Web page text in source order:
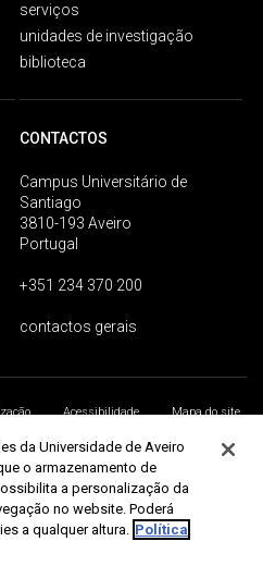
serviços
unidades de investigação
biblioteca
CONTACTOS
Campus Universitário de
Santiago
3810-193 Aveiro
Portugal
+351 234 370 200
contactos gerais
Acessibilidade
Mapa do site
da Universidade de Aveiro
o armazenamento de
a personalização da
no website. Poderá
a qualquer altura. Política